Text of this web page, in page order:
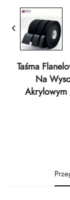
Taśma
Na
Akrylowym